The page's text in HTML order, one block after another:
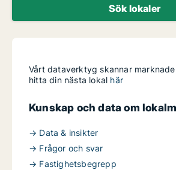
Sök lokaler
Vårt dataverktyg skannar
hitta din nästa lokal här
Kunskap och data om
→ Data & insikter
→ Frågor och svar
→ Fastighetsbegrepp